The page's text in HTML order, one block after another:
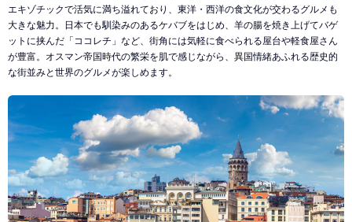
エキゾチックで活気に満ち溢れており、東洋・西洋の食文化が交わるグルメも
大きな魅力。日本でも馴染みのあるケバブをはじめ、羊の腸を焼き上げてバゲ
ットに挟んだ「ココレチ」など、街角には気軽に食べられる屋台や軽食屋さん
が豊富。オスマン帝国時代の繁栄を肌で感じながら、異国情緒あふれる歴史的
な街並みと世界のグルメが楽しめます。